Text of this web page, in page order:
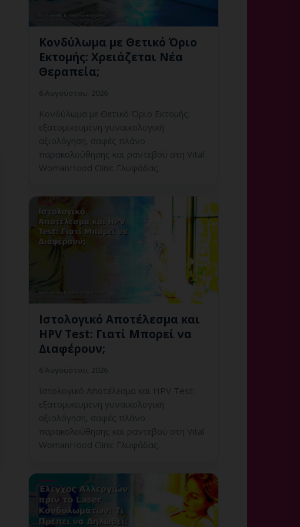
Κονδύλωμα με Θετικό Όριο
Εκτομής: Χρειάζεται Νέα
Θεραπεία;
Κονδύλωμα με Θετικό Όριο Εκτομής:
εξατομικευμένη γυναικολογική
αξιολόγηση, σαφές πλάνο
παρακολούθησης και ραντεβού στη Vital
WomanHood Clinic Γλυφάδας.
Ιστολογικό Αποτέλεσμα και
HPV Test: Γιατί Μπορεί να
Διαφέρουν;
Ιστολογικό Αποτέλεσμα και HPV Test:
εξατομικευμένη γυναικολογική
αξιολόγηση, σαφές πλάνο
παρακολούθησης και ραντεβού στη Vital
WomanHood Clinic Γλυφάδας.